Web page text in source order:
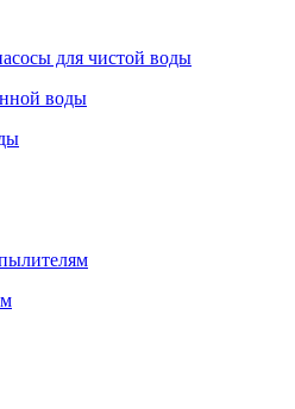
для чистой воды
воды